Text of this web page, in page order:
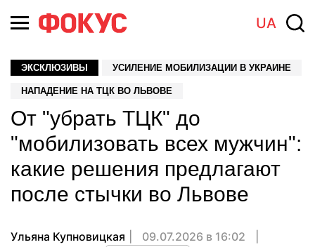
UA
ЭКСКЛЮЗИВЫ УСИЛЕНИЕ МОБИЛИЗАЦИИ В УКРАИНЕ
НАПАДЕНИЕ НА ТЦК ВО ЛЬВОВЕ
От "убрать ТЦК" до
"мобилизовать всех мужчин":
какие решения предлагают
после стычки во Львове
Ульяна Купновицкая
09.07.2026 в 16:02